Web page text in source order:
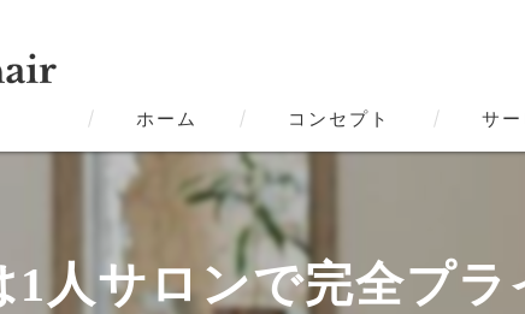
ホーム コンセプト
下関市の美容院･Bravery-hairの
下関市の美容院･Bravery-hairの評
下関市の美容院･Bravery-hairの
サー
1人サロンで完全プ